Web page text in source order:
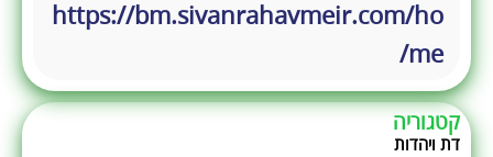
https://bm.sivanrahavmeir.com/ho
me/
קטגוריה
דת ויהדות